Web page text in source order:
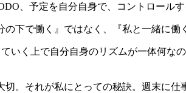
、予定を自分自身で、コントロール
の下で働く』ではなく、『私と一緒に
いく上で自分自身のリズムが一体何
切。それが私にとっての秘訣。週末に